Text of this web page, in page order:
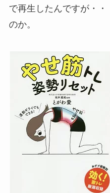
で再生したんですが・
のか。